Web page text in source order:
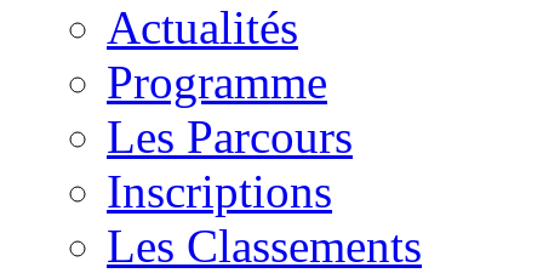
Actualités
Programme
Les Parcours
Inscriptions
Les Classements